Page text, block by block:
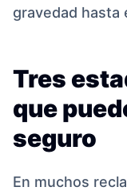
gravedad hasta
Tres
que
seguro
En muchos